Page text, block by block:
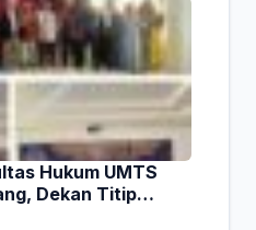
Hukum UMTS
Dekan Titip